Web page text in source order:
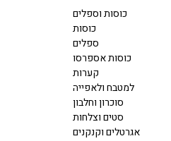
כוסות וספלים
כוסות
ספלים
כוסות אספרסו
קערות
למטבח ולאפייה
סוכרון וחלבון
סטים וצלחות
אגרטלים וקנקנים